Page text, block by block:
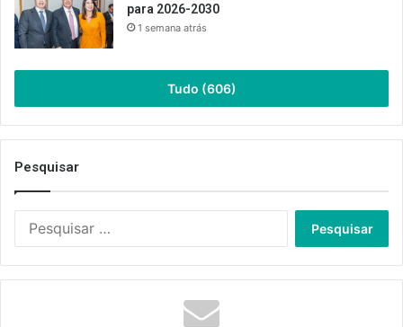
para 2026-2030
1 semana atrás
Tudo (606)
Pesquisar